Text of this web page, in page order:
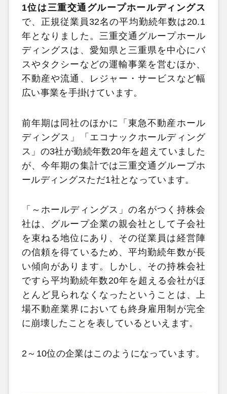
1位は三重交通グループホールディングス
で、正規従業員32名の平均勤続年数は20.1
年となりました。三重交通グループホール
ディングスは、愛知県と三重県を中心にバ
スやタクシーなどの運輸事業を営むほか、
不動産や流通、レジャー・サービスなど幅
広い事業を手掛けています。
前年期は同社のほかに「東急不動産ホール
ディングス」「エコナックホールディング
ス」の3社が勤続年数20年を超えていました
が、今年期の集計では三重交通グループホ
ールディングスただ1社となっています。
「～ホールディングス」の名がつく持株会
社は、グループ企業の親会社として子会社
を束ねる地位にあり、その従業員は経営陣
の信頼を得ているため、平均勤続年数が長
い傾向があります。しかし、その持株会社
ですら平均勤続年数20年を超える会社がほ
とんど見られなくなったということは、上
場不動産業界においても終身雇用制が完全
に崩壊したことを表しているといえます。
2～10位の企業はこのようになっています。